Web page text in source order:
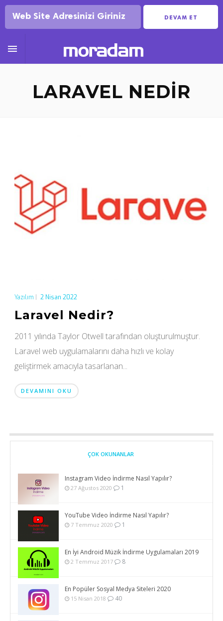
DEVAM ET

LARAVEL NEDIR
Yazılım 2 Nisan 2022
Laravel Nedir?
2011 yılında Taylor Otwell tarafından oluşturulmuştur.
Laravel web uygulamalarını daha hızlı ve kolay
geliştirmek amacıyla tasarlanan...
DEVAMINI OKU
ÇOK OKUNANLAR
Instagram Video İndirme Nasıl Yapılır?
27 Ağustos 2020 1
YouTube Video İndirme Nasıl Yapılır?
7 Temmuz 2020 1
En İyi Android Müzik İndirme Uygulamaları 2019
2 Temmuz 2017 8
En Popüler Sosyal Medya Siteleri 2020
15 Nisan 2018 40